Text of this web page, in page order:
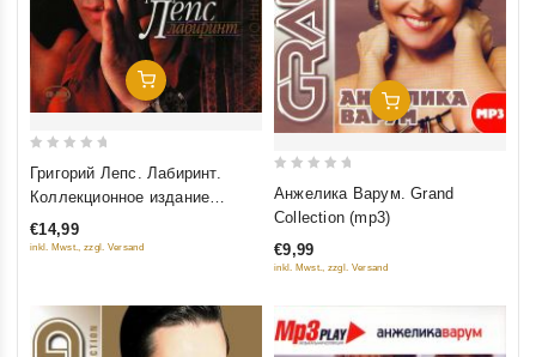
Добавить В Корзину
out
5
Григорий Лепс. Лабиринт.
Коллекционное издание
(Подарочное издание)
(CD+DVD)
€14,99
inkl. Mwst., zzgl. Versand
Добавить В Корзину
5
Анжелика Варум. Grand
Collection (mp3)
€9,99
inkl. Mwst., zzgl. Versand